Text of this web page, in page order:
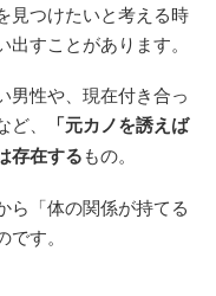
見つけたいと考える時
すことがあります。
男性や、現在付き合っ
、
「元カノを誘えば
存在するもの。
ら「体の関係が持てる
す。